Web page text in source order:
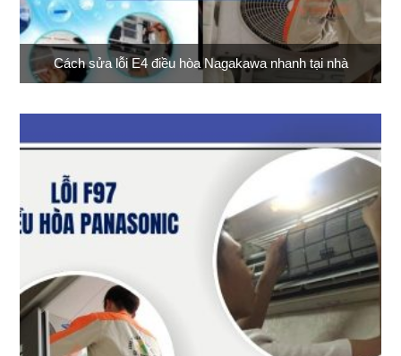
Cách sửa lỗi E4 điều hòa Nagakawa nhanh tại nhà